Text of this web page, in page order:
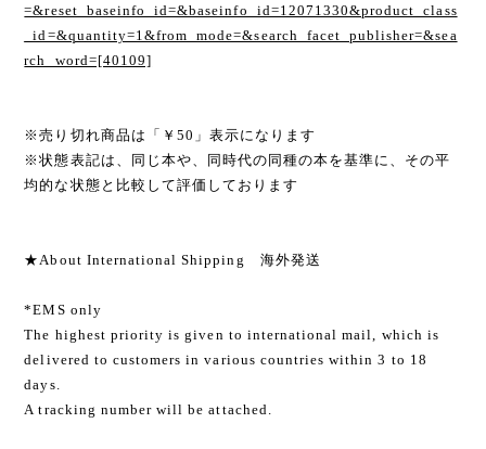
=&reset_baseinfo_id=&baseinfo_id=12071330&product_class
_id=&quantity=1&from_mode=&search_facet_publisher=&sea
rch_word=[40109]
※売り切れ商品は「￥50」表示になります
※状態表記は、同じ本や、同時代の同種の本を基準に、その平
均的な状態と比較して評価しております
★About International Shipping 海外発送
*EMS only
The highest priority is given to international mail, which is
delivered to customers in various countries within 3 to 18
days.
A tracking number will be attached.